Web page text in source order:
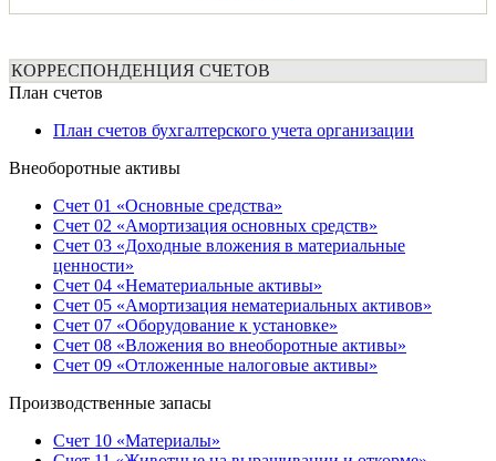
КОРРЕСПОНДЕНЦИЯ СЧЕТОВ
План счетов
План счетов бухгалтерского учета организации
Внеоборотные активы
Счет 01 «Основные средства»
Счет 02 «Амортизация основных средств»
Счет 03 «Доходные вложения в материальные
ценности»
Счет 04 «Нематериальные активы»
Счет 05 «Амортизация нематериальных активов»
Счет 07 «Оборудование к установке»
Счет 08 «Вложения во внеоборотные активы»
Счет 09 «Отложенные налоговые активы»
Производственные запасы
Счет 10 «Материалы»